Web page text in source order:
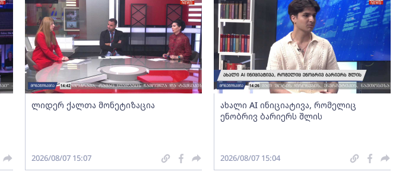
ლიდერ ქალთა მონეტიზაცია
2026/08/07 15:07
ახალი AI ინიციატივა, რომელიც
ენობრივ ბარიერს შლის
2026/08/07 15:04